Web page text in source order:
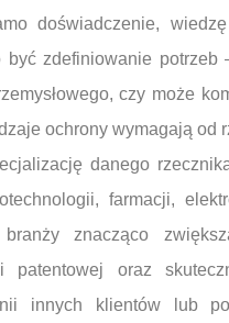
doświadczenie,
być zdefiniowanie
czy może
ochrony wymagają
danego
farmacji,
znacząco
patentowej oraz
innych klientów lub